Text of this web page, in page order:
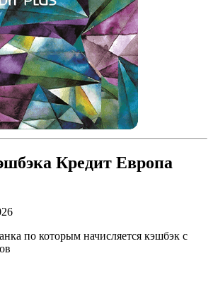
Кредит Европа
по которым начисляется кэшбэк с